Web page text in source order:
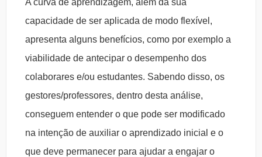
A curva de aprendizagem, além da sua
capacidade de ser aplicada de modo flexível,
apresenta alguns benefícios, como por exemplo a
viabilidade de antecipar o desempenho dos
colaborares e/ou estudantes. Sabendo disso, os
gestores/professores, dentro desta análise,
conseguem entender o que pode ser modificado
na intenção de auxiliar o aprendizado inicial e o
que deve permanecer para ajudar a engajar o